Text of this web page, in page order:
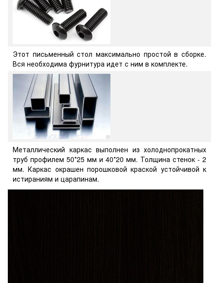
Этот письменный стол максимально простой в сборке.
Вся необходима фурнитура идет с ним в комплекте.
Металлический каркас выполнен из холоднопрокатных
труб профилем 50*25 мм и 40*20 мм. Толщина стенок - 2
мм. Каркас окрашен порошковой краской устойчивой к
истираниям и царапинам.